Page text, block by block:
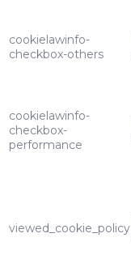
cookielawinfo-
checkbox-others
cookielawinfo-
checkbox-
performance
viewed_cookie_policy